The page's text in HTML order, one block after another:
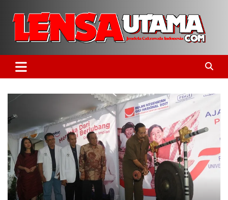
LensaUtama